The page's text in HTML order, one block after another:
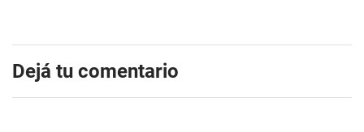
Dejá tu comentario